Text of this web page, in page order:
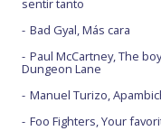
sentir tanto
Bad Gyal, Más cara
Paul McCartney, The
Dungeon Lane
Manuel Turizo,
Foo Fighters, Your